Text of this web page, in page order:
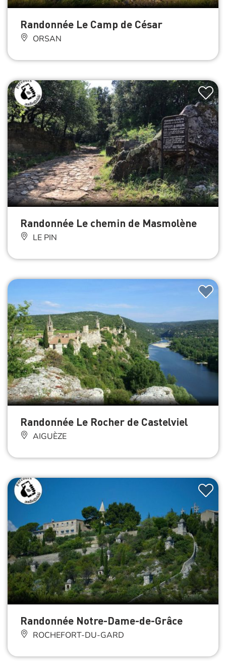
Randonnée Le Camp de César
ORSAN
Randonnée Le chemin de Masmolène
LE PIN
Randonnée Le Rocher de Castelviel
AIGUÈZE
Randonnée Notre-Dame-de-Grâce
ROCHEFORT-DU-GARD